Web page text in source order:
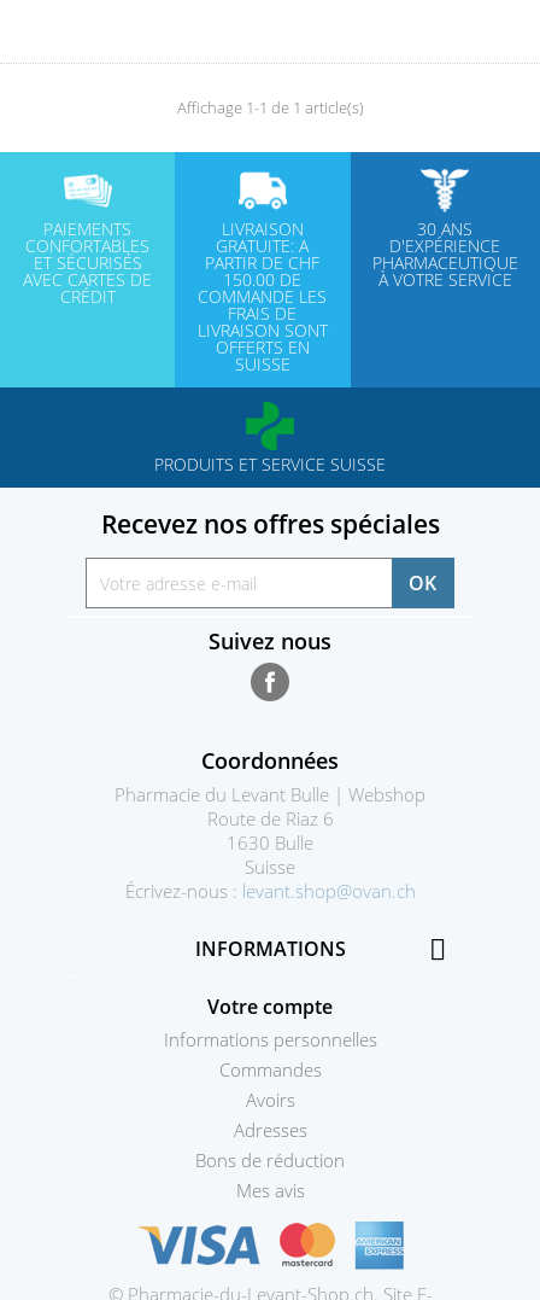
Affichage 1-1 de 1 article(s)
PAIEMENTS
CONFORTABLES
ET SÉCURISÉS
AVEC CARTES DE
CRÉDIT
LIVRAISON
GRATUITE: A
PARTIR DE CHF
150.00 DE
COMMANDE LES
FRAIS DE
LIVRAISON SONT
OFFERTS EN
SUISSE
30 ANS
D'EXPÉRIENCE
PHARMACEUTIQUE
À VOTRE SERVICE
PRODUITS ET SERVICE SUISSE
Recevez nos offres spéciales
Suivez nous
Coordonnées
Pharmacie du Levant Bulle | Webshop
Route de Riaz 6
1630 Bulle
Suisse
Écrivez-nous : levant.shop@ovan.ch
INFORMATIONS 
Votre compte
Informations personnelles
Commandes
Avoirs
Adresses
Bons de réduction
Mes avis
© Pharmacie-du-Levant-Shop.ch. Site E-